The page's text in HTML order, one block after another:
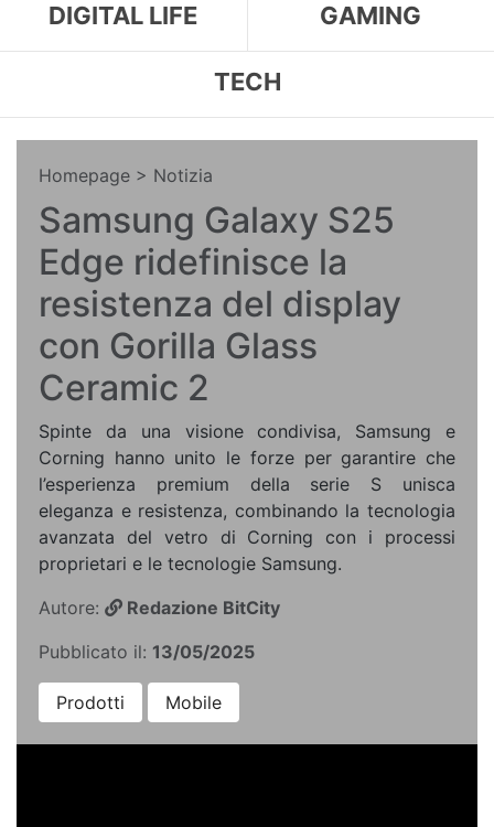
DIGITAL LIFE GAMING
TECH
Homepage > Notizia
Samsung Galaxy S25
Edge ridefinisce la
resistenza del display
con Gorilla Glass
Ceramic 2
Spinte da una visione condivisa, Samsung e
Corning hanno unito le forze per garantire che
l’esperienza premium della serie S unisca
eleganza e resistenza, combinando la tecnologia
avanzata del vetro di Corning con i processi
proprietari e le tecnologie Samsung.
Autore:
Redazione BitCity
Pubblicato il: 13/05/2025
Prodotti Mobile